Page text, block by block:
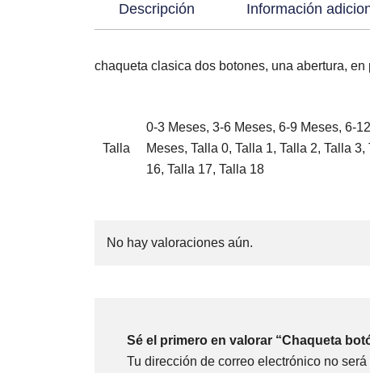
Descripción Información
chaqueta clasica dos botones, una abertura,
Talla
0-3 Meses, 3-6 Meses, 6-9 Meses, 6-
Meses, Talla 0, Talla 1, Talla 2, Talla
16, Talla 17, Talla 18
No hay valoraciones aún.
Sé el primero en valorar “Chaqueta
Tu dirección de correo electrónico no